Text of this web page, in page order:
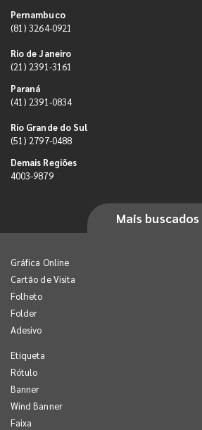
Pernambuco
(81) 3264-0921
Rio de Janeiro
(21) 2391-3161
Paraná
(41) 2391-0834
Rio Grande do Sul
(51) 2797-0488
Demais Regiões
4003-9879
Mais buscados
Gráfica Online
Cartão de Visita
Folheto
Folder
Adesivo
Etiqueta
Rótulo
Banner
Wind Banner
Faixa